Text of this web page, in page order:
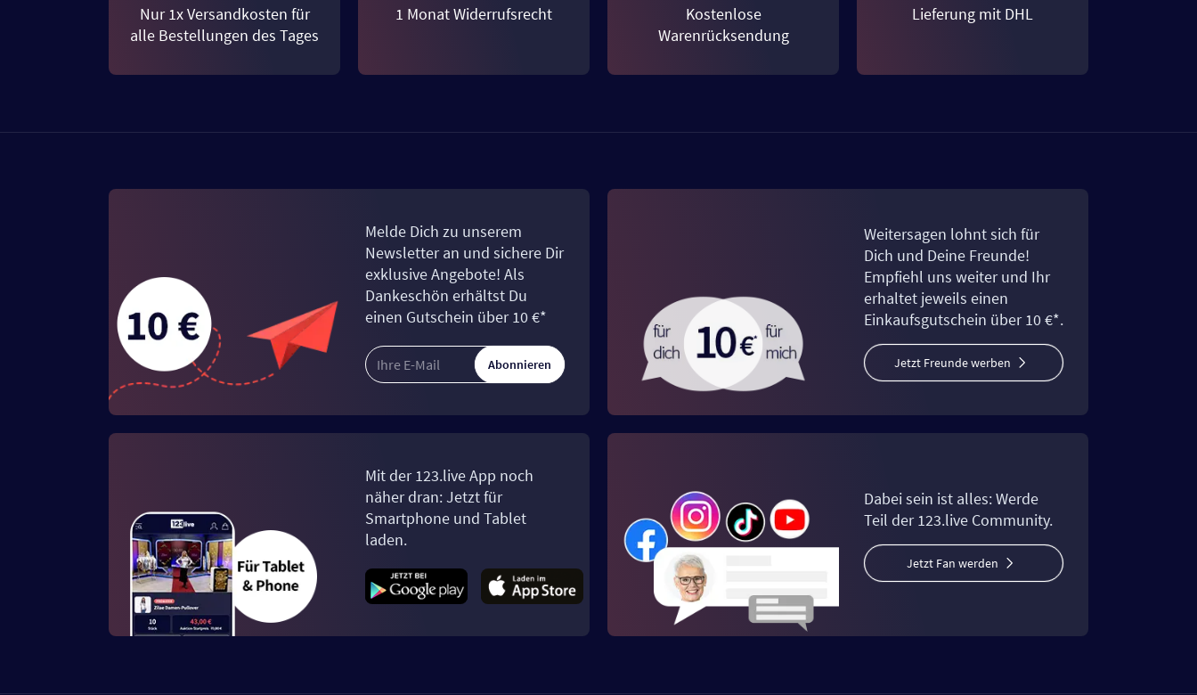
Nur 1x Versandkosten für
alle Bestellungen des Tages
1 Monat Widerrufsrecht
Kostenlose
Warenrücksendung
Lieferung mit DHL
Melde Dich zu unserem
Newsletter an und sichere Dir
exklusive Angebote! Als
Dankeschön erhältst Du
einen Gutschein über 10 €*
Abonnieren
Weitersagen lohnt sich für
Dich und Deine Freunde!
Empfiehl uns weiter und Ihr
erhaltet jeweils einen
Einkaufsgutschein über 10 €*.
Jetzt Freunde werben
Mit der 123.live App noch
näher dran: Jetzt für
Smartphone und Tablet
laden.
Dabei sein ist alles: Werde
Teil der 123.live Community.
Jetzt Fan werden